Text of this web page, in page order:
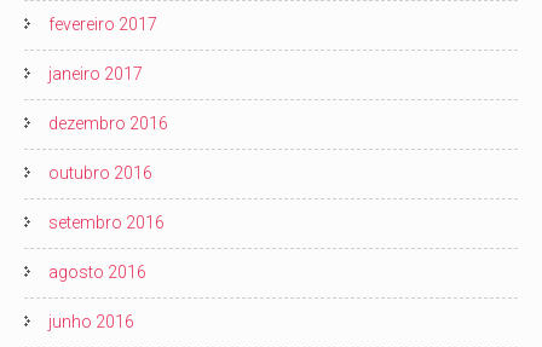
fevereiro 2017
janeiro 2017
dezembro 2016
outubro 2016
setembro 2016
agosto 2016
junho 2016